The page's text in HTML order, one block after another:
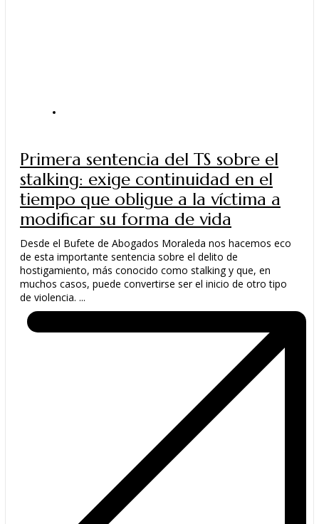
Primera sentencia del TS sobre el
stalking: exige continuidad en el
tiempo que obligue a la víctima a
modificar su forma de vida
Desde el Bufete de Abogados Moraleda nos hacemos eco
de esta importante sentencia sobre el delito de
hostigamiento, más conocido como stalking y que, en
muchos casos, puede convertirse ser el inicio de otro tipo
de violencia. ...